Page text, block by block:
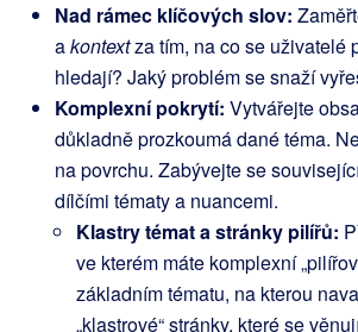
Nad rámec klíčových slov:
akontextza tím, na co se uživatelé
hledají? Jaký problém se snaží
Komplexní pokrytí: Vytvářejte
důkladně prozkoumá dané téma.
na povrchu. Zabývejte se
dílčími tématy a nuancemi.
Klastry témat a stránky pilířů:
ve kterém máte komplexní
základním tématu, na kterou
„klastrové“ stránky, které se